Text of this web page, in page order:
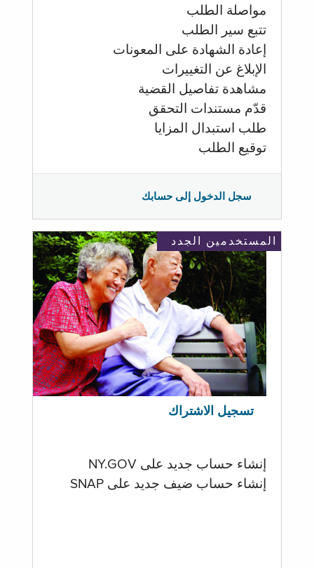
مواصلة الطلب
تتبع سير الطلب
إعادة الشهادة على المعونات
الإبلاغ عن التغييرات
مشاهدة تفاصيل القضية
قدّم مستندات التحقق
طلب استبدال المزايا
توقيع الطلب
سجل الدخول إلى حسابك
المستخدمين الجدد
تسجيل الاشتراك
إنشاء حساب جديد على NY.GOV
إنشاء حساب ضيف جديد على SNAP